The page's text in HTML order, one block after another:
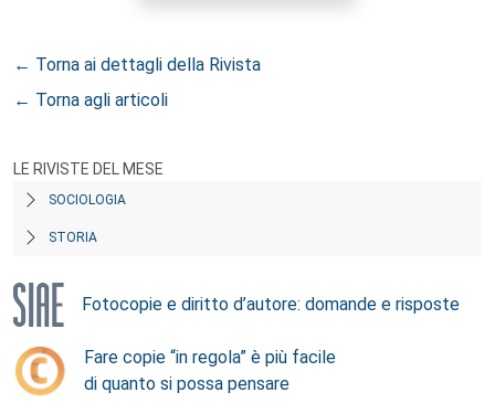
← Torna ai dettagli della Rivista
← Torna agli articoli
LE RIVISTE DEL MESE
SOCIOLOGIA
STORIA
Fotocopie e diritto d’autore: domande e risposte
Fare copie “in regola” è più facile
di quanto si possa pensare